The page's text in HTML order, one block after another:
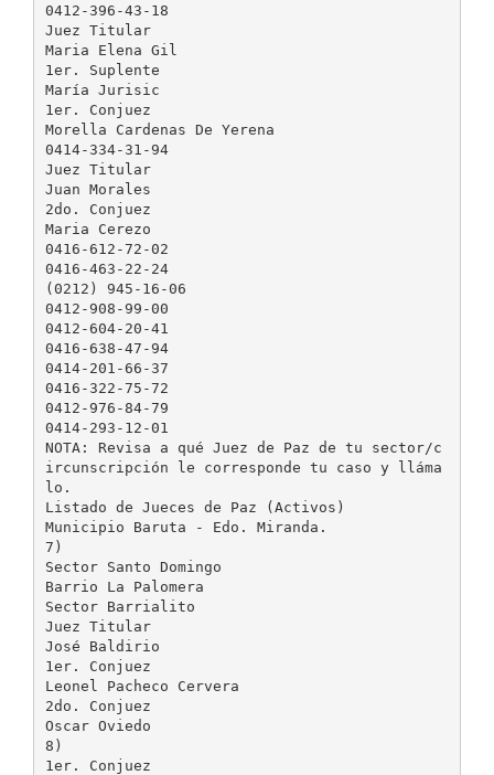
0412-396-43-18
Juez Titular
Maria Elena Gil
1er. Suplente
María Jurisic
1er. Conjuez
Morella Cardenas De Yerena
0414-334-31-94
Juez Titular
Juan Morales
2do. Conjuez
Maria Cerezo
0416-612-72-02
0416-463-22-24
(0212) 945-16-06
0412-908-99-00
0412-604-20-41
0416-638-47-94
0414-201-66-37
0416-322-75-72
0412-976-84-79
0414-293-12-01
NOTA: Revisa a qué Juez de Paz de tu sector/c
ircunscripción le corresponde tu caso y lláma
lo.
Listado de Jueces de Paz (Activos)
Municipio Baruta - Edo. Miranda.
7)
Sector Santo Domingo
Barrio La Palomera
Sector Barrialito
Juez Titular
José Baldirio
1er. Conjuez
Leonel Pacheco Cervera
2do. Conjuez
Oscar Oviedo
8)
1er. Conjuez